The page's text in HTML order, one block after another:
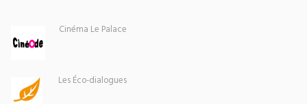
Cinéma Le Palace
Les Éco-dialogues